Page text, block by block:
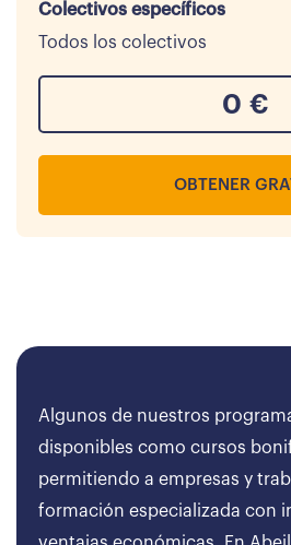
Colectivos específicos
Todos los colectivos
0 €
OBTENER
Algunos de nuestros
disponibles como cursos
permitiendo a empresas y
formación especializada con